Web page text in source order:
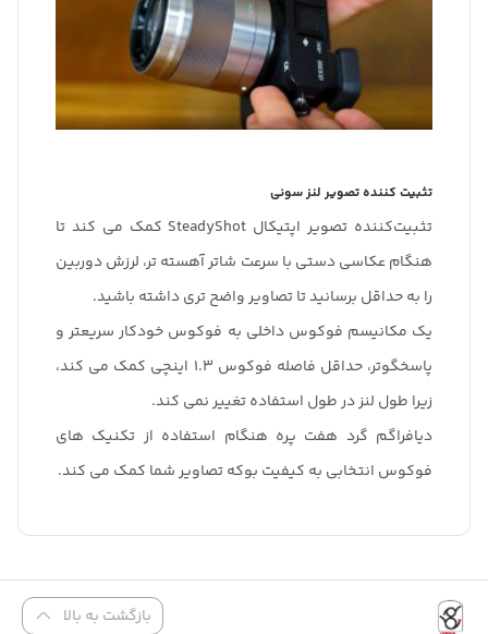
تثبیت کننده تصویر لنز سونی
تثبیت‌کننده تصویر اپتیکال SteadyShot کمک می کند تا
هنگام عکاسی دستی با سرعت شاتر آهسته تر، لرزش دوربین
را به حداقل برسانید تا تصاویر واضح تری داشته باشید.
یک مکانیسم فوکوس داخلی به فوکوس خودکار سریعتر و
پاسخگوتر، حداقل فاصله فوکوس 1.3 اینچی کمک می کند،
زیرا طول لنز در طول استفاده تغییر نمی کند.
دیافراگم گرد هفت پره هنگام استفاده از تکنیک های
فوکوس انتخابی به کیفیت بوکه تصاویر شما کمک می کند.
بازگشت به بالا